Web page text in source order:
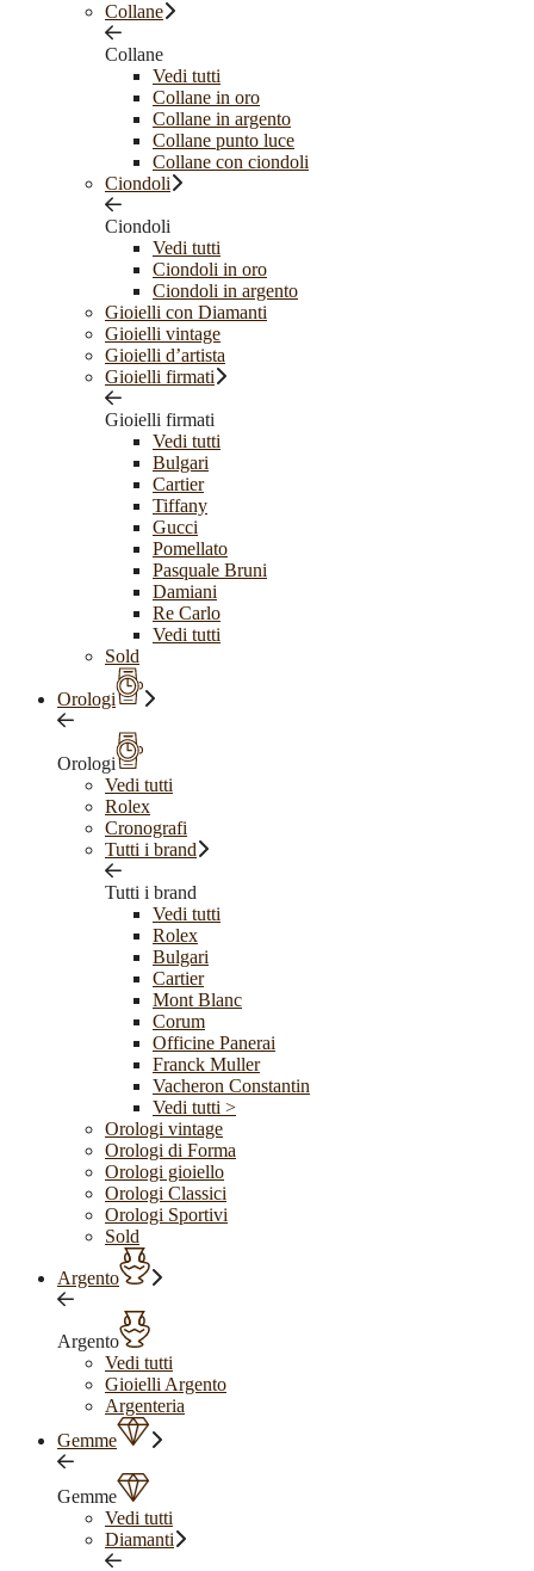
Collane
Collane
Vedi tutti
Collane in oro
Collane in argento
Collane punto luce
Collane con ciondoli
Ciondoli
Ciondoli
Vedi tutti
Ciondoli in oro
Ciondoli in argento
Gioielli con Diamanti
Gioielli vintage
Gioielli d’artista
Gioielli firmati
Gioielli firmati
Vedi tutti
Bulgari
Cartier
Tiffany
Gucci
Pomellato
Pasquale Bruni
Damiani
Re Carlo
Vedi tutti
Sold
Orologi
Orologi
Vedi tutti
Rolex
Cronografi
Tutti i brand
Tutti i brand
Vedi tutti
Rolex
Bulgari
Cartier
Mont Blanc
Corum
Officine Panerai
Franck Muller
Vacheron Constantin
Vedi tutti >
Orologi vintage
Orologi di Forma
Orologi gioiello
Orologi Classici
Orologi Sportivi
Sold
Argento
Argento
Vedi tutti
Gioielli Argento
Argenteria
Gemme
Gemme
Vedi tutti
Diamanti